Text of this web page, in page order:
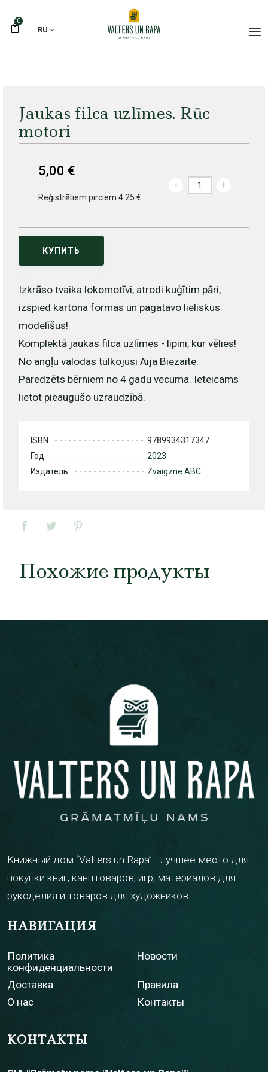
0
RU
Jaukas filca uzlīmes. Rūc
motori
5,00 €
Reģistrētiem pirciem 4.25 €
- +
КУПИТЬ
Izkrāso tvaika lokomotīvi, atrodi kuģītim pāri,
izspied kartona formas un pagatavo lieliskus
modelīšus!
Komplektā jaukas filca uzlīmes - lipini, kur vēlies!
No angļu valodas tulkojusi Aija Biezaite.
Paredzēts bērniem no 4 gadu vecuma. Ieteicams
lietot pieaugušo uzraudzībā.
ISBN
9789934317347
Год
2023
Издатель
Zvaigzne ABC
Похожие продукты
Книжный дом “Valters un Rapa” - лучшее место для
покупки книг, канцтоваров, игр, материалов для
рукоделия и товаров для художников.
НАВИГАЦИЯ
Политика
конфиденциальности
Новости
Доставка
Правила
О нас
Контакты
КОНТАКТЫ